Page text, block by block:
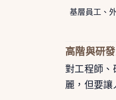
基層員工、
高階與研
對工程師、
麗，但要讓